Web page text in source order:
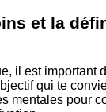
et la
il est important
qui te
mentales pour